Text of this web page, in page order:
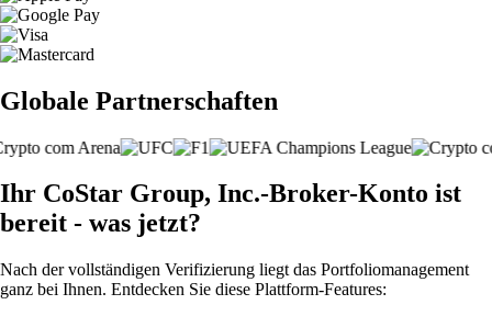
Globale Partnerschaften
Ihr CoStar Group, Inc.-Broker-Konto ist
bereit - was jetzt?
Nach der vollständigen Verifizierung liegt das Portfoliomanagement
ganz bei Ihnen. Entdecken Sie diese Plattform-Features: